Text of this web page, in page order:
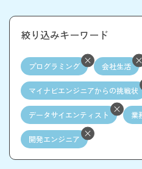
絞り込みキーワード
プログラミング 会社生活
マイナビエンジニアからの挑戦状
データサイエンティスト 業
開発エンジニア